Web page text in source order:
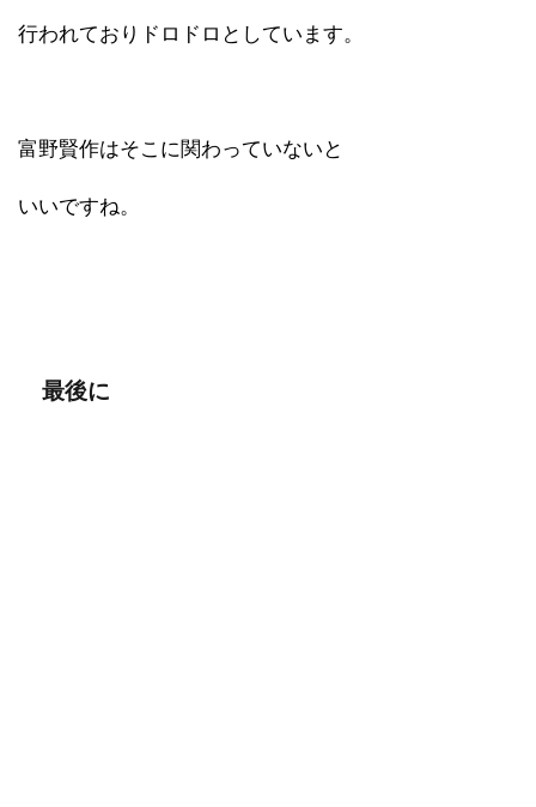
行われておりドロドロとしています。
富野賢作はそこに関わっていないと
いいですね。
最後に